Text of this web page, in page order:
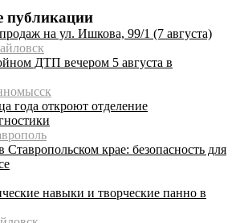
публикации
на ул. Ишкова, 99/1 (7 августа)
ДТП вечером 5 августа в
года откроют отделение
крае: безопасность для
навыки и творческие панно в